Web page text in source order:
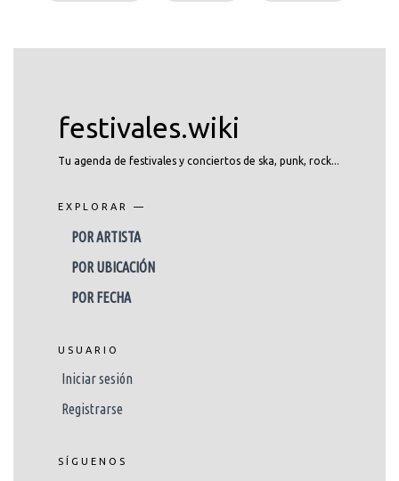
festivales.wiki
Tu agenda de festivales y conciertos de ska, punk, rock...
EXPLORAR —
POR ARTISTA
POR UBICACIÓN
POR FECHA
USUARIO
Iniciar sesión
Registrarse
SÍGUENOS